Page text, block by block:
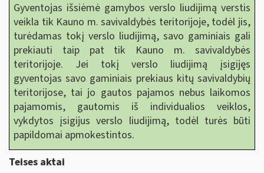
Gyventojas išsiėmė gamybos verslo liudijimą verstis
veikla tik Kauno m. savivaldybės teritorijoje, todėl jis,
turėdamas tokį verslo liudijimą, savo gaminiais gali
prekiauti taip pat tik Kauno m. savivaldybės
teritorijoje. Jei tokį verslo liudijimą įsigijęs
gyventojas savo gaminiais prekiaus kitų savivaldybių
teritorijose, tai jo gautos pajamos nebus laikomos
pajamomis, gautomis iš individualios veiklos,
vykdytos įsigijus verslo liudijimą, todėl turės būti
papildomai apmokestintos.
Teises aktai